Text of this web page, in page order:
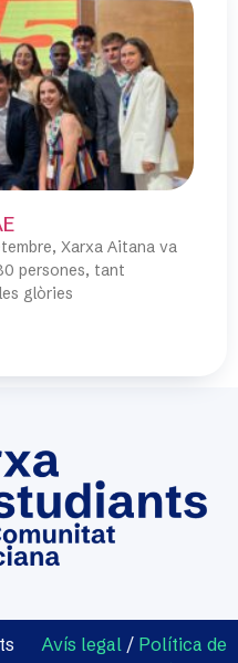
Xarxa Aitana va
persones, tant
glòries
Avís legal / Política de